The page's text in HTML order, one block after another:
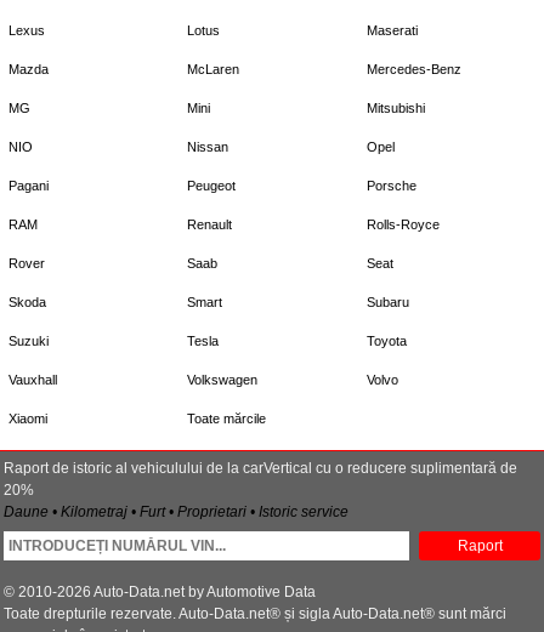
Lexus Lotus Maserati
Mazda McLaren Mercedes-Benz
MG Mini Mitsubishi
NIO Nissan Opel
Pagani Peugeot Porsche
RAM Renault Rolls-Royce
Rover Saab Seat
Skoda Smart Subaru
Suzuki Tesla Toyota
Vauxhall Volkswagen Volvo
Xiaomi Toate mărcile
Raport de istoric al vehiculului de la carVertical cu o reducere suplimentară de
20%
Daune • Kilometraj • Furt • Proprietari • Istoric service
Raport
© 2010-2026 Auto-Data.net by Automotive Data
Toate drepturile rezervate. Auto-Data.net® și sigla Auto-Data.net® sunt mărci